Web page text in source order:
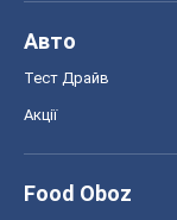
Авто
Тест Драйв
Акції
Food Oboz